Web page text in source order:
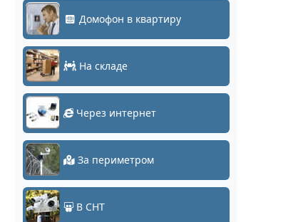
Домофон в квартиру
На складе
Через интернет
За периметром
В СНТ